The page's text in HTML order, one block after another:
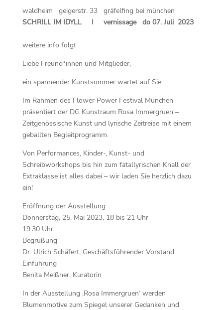
waldheim geigerstr. 33 gräfelfing bei münchen
SCHRILL IM IDYLL I vernissage do 07. Juli 2023
weitere info folgt
Liebe Freund*innen und Mitglieder,
ein spannender Kunstsommer wartet auf Sie.
Im Rahmen des Flower Power Festival München
präsentiert der DG Kunstraum Rosa Immergruen –
Zeitgenössische Kunst und lyrische Zeitreise mit einem
geballten Begleitprogramm.
Von Performances, Kinder-, Kunst- und
Schreibworkshops bis hin zum fatallyrischen Knall der
Extraklasse ist alles dabei – wir laden Sie herzlich dazu
ein!
Eröffnung der Ausstellung
Donnerstag, 25. Mai 2023, 18 bis 21 Uhr
19.30 Uhr
Begrüßung
Dr. Ulrich Schäfert, Geschäftsführender Vorstand
Einführung
Benita Meißner, Kuratorin
In der Ausstellung ‚Rosa Immergruen‘ werden
Blumenmotive zum Spiegel unserer Gedanken und